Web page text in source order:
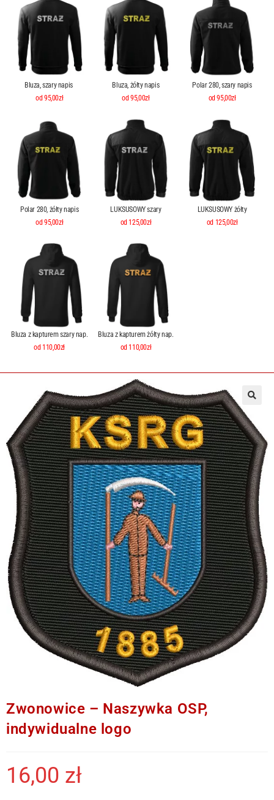
Bluza, szary napis
od 95,00zł
Bluza, żółty napis
od 95,00zł
Polar 280, szary napis
od 95,00zł
Polar 280, żółty napis
od 95,00zł
LUKSUSOWY szary
od 125,00zł
LUKSUSOWY żółty
od 125,00zł
Bluza z kapturem szary nap.
od 110,00zł
Bluza z kapturem żółty nap.
od 110,00zł
Zwonowice – Naszywka OSP,
indywidualne logo
16,00 zł